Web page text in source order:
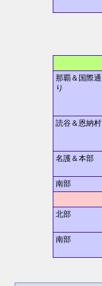
那覇＆国際通
り
読谷＆恩納村
名護＆本部
南部
北部
南部